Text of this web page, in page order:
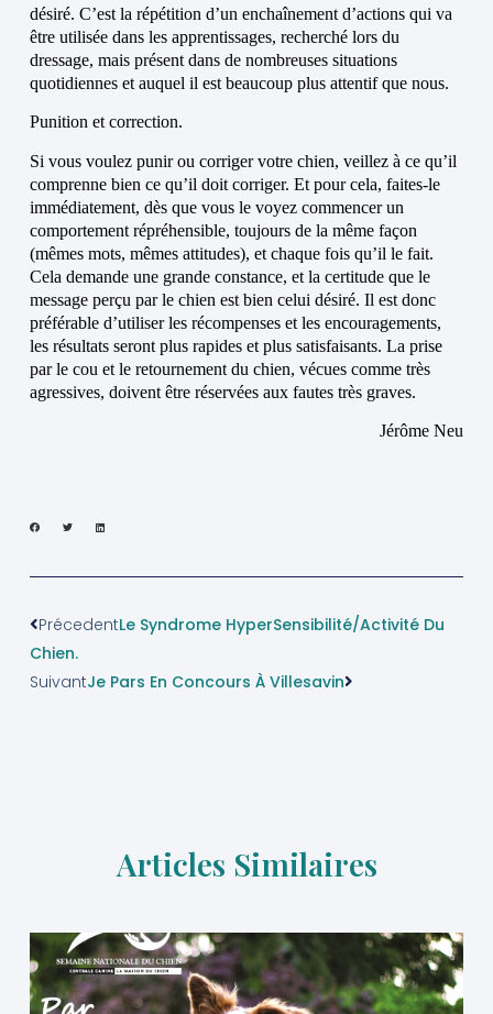
désiré. C’est la répétition d’un enchaînement d’actions qui va
être utilisée dans les apprentissages, recherché lors du
dressage, mais présent dans de nombreuses situations
quotidiennes et auquel il est beaucoup plus attentif que nous.
Punition et correction.
Si vous voulez punir ou corriger votre chien, veillez à ce qu’il
comprenne bien ce qu’il doit corriger. Et pour cela, faites-le
immédiatement, dès que vous le voyez commencer un
comportement répréhensible, toujours de la même façon
(mêmes mots, mêmes attitudes), et chaque fois qu’il le fait.
Cela demande une grande constance, et la certitude que le
message perçu par le chien est bien celui désiré. Il est donc
préférable d’utiliser les récompenses et les encouragements,
les résultats seront plus rapides et plus satisfaisants. La prise
par le cou et le retournement du chien, vécues comme très
agressives, doivent être réservées aux fautes très graves.
Jérôme Neu
PrécedentLe Syndrome HyperSensibilité/Activité Du
Chien.
SuivantJe Pars En Concours À Villesavin
Articles Similaires